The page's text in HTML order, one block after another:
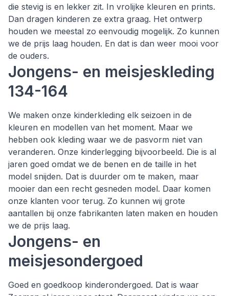
die stevig is en lekker zit. In vrolijke kleuren en prints.
Dan dragen kinderen ze extra graag. Het ontwerp
houden we meestal zo eenvoudig mogelijk. Zo kunnen
we de prijs laag houden. En dat is dan weer mooi voor
de ouders.
Jongens- en meisjeskleding
134-164
We maken onze kinderkleding elk seizoen in de
kleuren en modellen van het moment. Maar we
hebben ook kleding waar we de pasvorm niet van
veranderen. Onze kinderlegging bijvoorbeeld. Die is al
jaren goed omdat we de benen en de taille in het
model snijden. Dat is duurder om te maken, maar
mooier dan een recht gesneden model. Daar komen
onze klanten voor terug. Zo kunnen wij grote
aantallen bij onze fabrikanten laten maken en houden
we de prijs laag.
Jongens- en
meisjesondergoed
Goed en goedkoop kinderondergoed. Dat is waar